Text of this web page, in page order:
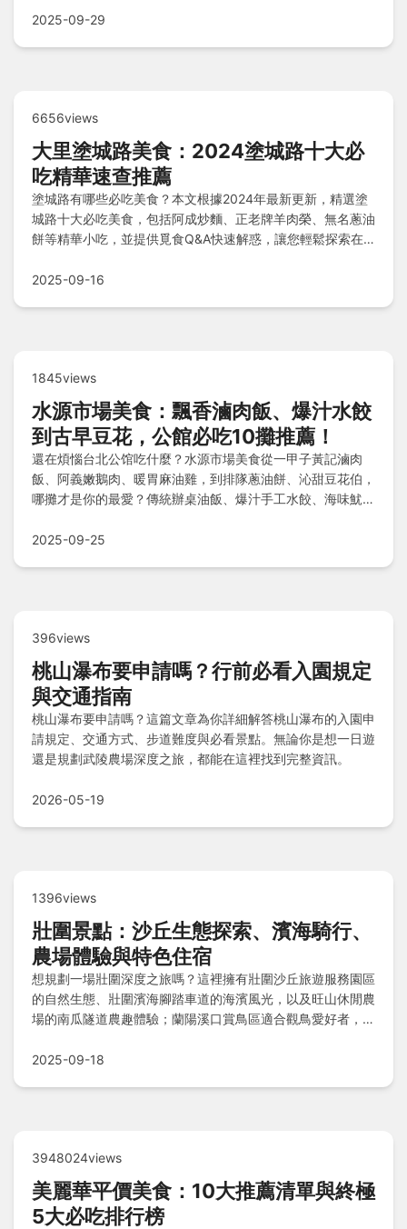
真心話總結與Q&A快速解惑，助你輕鬆玩得盡興！
2025-09-29
6656views
大里塗城路美食：2024塗城路十大必
吃精華速查推薦
塗城路有哪些必吃美食？本文根據2024年最新更新，精選塗
城路十大必吃美食，包括阿成炒麵、正老牌羊肉榮、無名蔥油
餅等精華小吃，並提供覓食Q&A快速解惑，讓您輕鬆探索在
2025-09-16
1845views
水源市場美食：飄香滷肉飯、爆汁水餃
到古早豆花，公館必吃10攤推薦！
還在煩惱台北公馆吃什麼？水源市場美食從一甲子黃記滷肉
飯、阿義嫩鵝肉、暖胃麻油雞，到排隊蔥油餅、沁甜豆花伯，
哪攤才是你的最愛？傳統辦桌油飯、爆汁手工水餃、海味魷魚
看！
2025-09-25
396views
桃山瀑布要申請嗎？行前必看入園規定
與交通指南
桃山瀑布要申請嗎？這篇文章為你詳細解答桃山瀑布的入園申
請規定、交通方式、步道難度與必看景點。無論你是想一日遊
還是規劃武陵農場深度之旅，都能在這裡找到完整資訊。
2026-05-19
1396views
壯圍景點：沙丘生態探索、濱海騎行、
農場體驗與特色住宿
想規劃一場壯圍深度之旅嗎？這裡擁有壯圍沙丘旅遊服務園區
的自然生態、壯圍濱海腳踏車道的海濱風光，以及旺山休閒農
場的南瓜隧道農趣體驗；蘭陽溪口賞鳥區適合觀鳥愛好者，壯
提供舒適選擇，無論自駕與否，都能體驗農趣採買伴手禮與沙
2025-09-18
3948024views
美麗華平價美食：10大推薦清單與終極
5大必吃排行榜